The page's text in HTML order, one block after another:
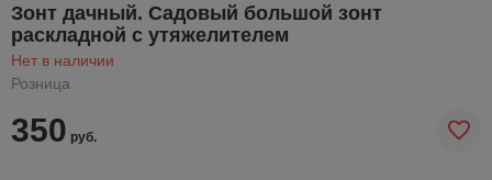
Зонт дачный. Садовый большой зонт
раскладной с утяжелителем
Нет в наличии
Розница
350 руб.